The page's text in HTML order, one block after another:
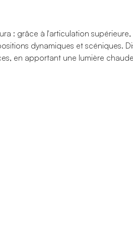
: grâce à l'articulation
dynamiques et scéniques.
en apportant une lumière